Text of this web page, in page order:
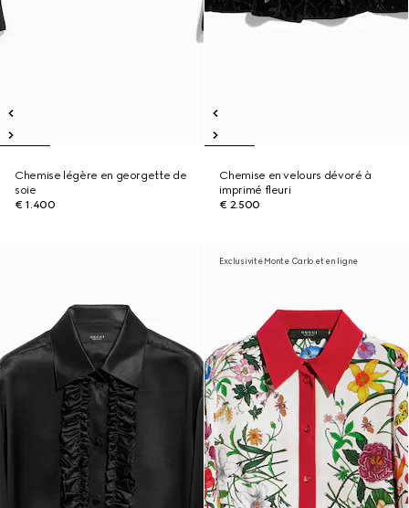
Chemise légère en georgette de
soie
€ 1.400
Chemise en velours dévoré à
imprimé fleuri
€ 2.500
Exclusivité Monte Carlo et en ligne